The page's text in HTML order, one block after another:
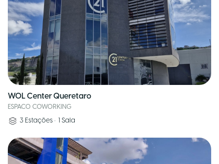
WOL Center Queretaro
ESPACO COWORKING
3 Estações • 1 Sala